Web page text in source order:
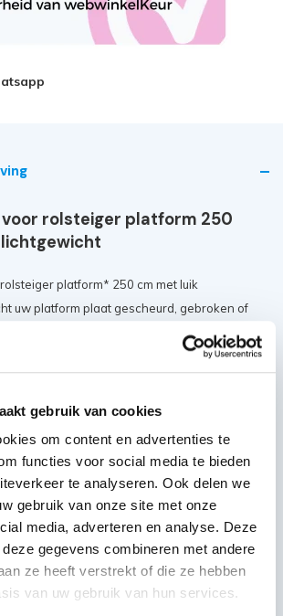
gebruik van cookies
om content en advertenties te
functies voor social media te bieden
te analyseren. Ook delen we
gebruik van onze site met onze
media, adverteren en analyse. Deze
gegevens combineren met andere
ze heeft verstrekt of die ze hebben
van uw gebruik van hun services.
rolsteiger platform 250
platform* 250 cm met luik
uw platform plaat gescheurd, gebroken of
u deze plaat als vervanging gebruiken.
x B x H: 250 x 58 x 1.1 cm
Carbondeck, met slijtvaste antislip toplaag
veilig bestellen
lichtgewicht plaat gemakkelijk en veilig